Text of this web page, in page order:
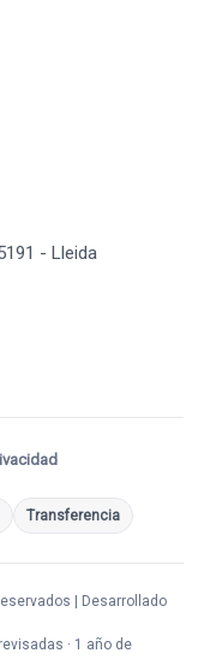
- Lleida
Transferencia
| Desarrollado
· 1 año de